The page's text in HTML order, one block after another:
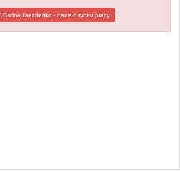
Gmina Drezdenko - dane o rynku pracy